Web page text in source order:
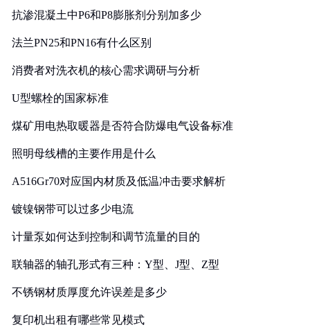
抗渗混凝土中P6和P8膨胀剂分别加多少
法兰PN25和PN16有什么区别
消费者对洗衣机的核心需求调研与分析
U型螺栓的国家标准
煤矿用电热取暖器是否符合防爆电气设备标准
照明母线槽的主要作用是什么
A516Gr70对应国内材质及低温冲击要求解析
镀镍钢带可以过多少电流
计量泵如何达到控制和调节流量的目的
联轴器的轴孔形式有三种：Y型、J型、Z型
不锈钢材质厚度允许误差是多少
复印机出租有哪些常见模式